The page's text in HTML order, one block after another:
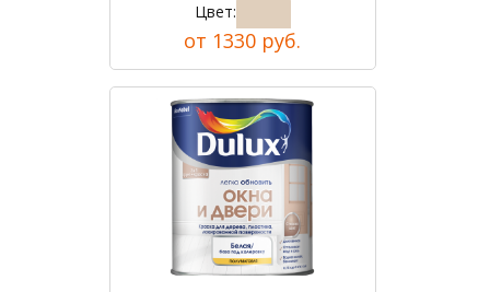
Цвет:
от 1330 руб.